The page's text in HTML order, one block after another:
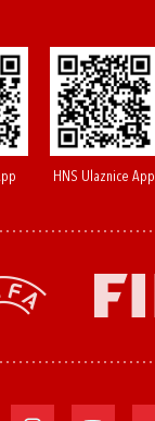
HNS Ulaznice App